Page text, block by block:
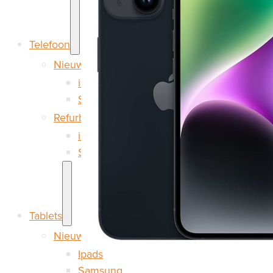
Telefoon
Nieuw
iPhone
Samsung
Refurbished
iPhone
Samsung
Tablets
Nieuw
Ipads